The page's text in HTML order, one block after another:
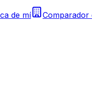
de mí Comparador